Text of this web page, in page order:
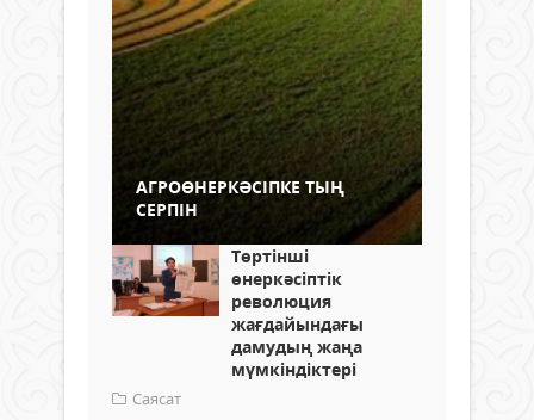
АГРОӨНЕРКӘСІПКЕ ТЫҢ
СЕРПІН
Төртінші
өнеркәсіптік
революция
жағдайындағы
дамудың жаңа
мүмкіндіктері
Саясат